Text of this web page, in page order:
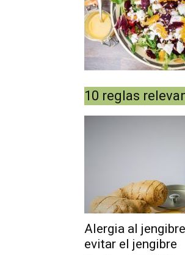
10 reglas
Alergia al
evitar el jengibre